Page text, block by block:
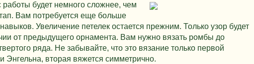
будет немного сложнее, чем
Вам потребуется еще больше
Увеличение петелек остается прежним. Только узор будет
от предыдущего орнамента. Вам нужно вязать ромбы до
ряда. Не забывайте, что это вязание только первой
Энгельна, вторая вяжется симметрично.